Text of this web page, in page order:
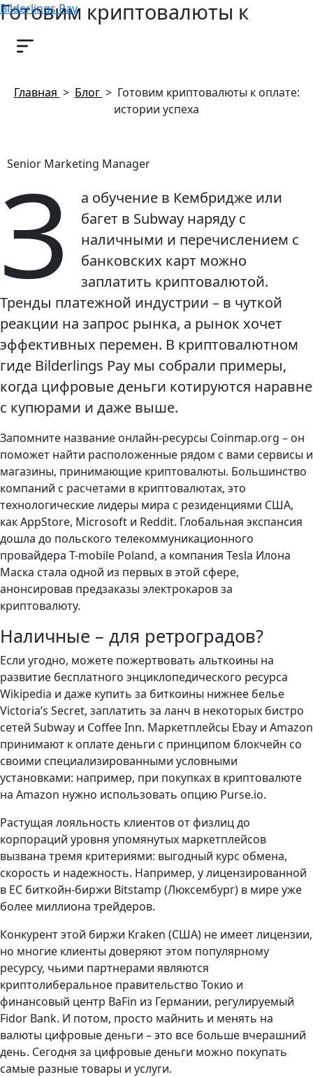
Bilderlings Pay
Готовим криптовалюты к
оплате: истории успеха
Главная > Блог > Готовим криптовалюты к оплате:
истории успеха
Senior Marketing Manager
З
а обучение в Кембридже или
багет в Subway наряду с
наличными и перечислением с
банковских карт можно
заплатить криптовалютой.
Тренды платежной индустрии – в чуткой
реакции на запрос рынка, а рынок хочет
эффективных перемен. В криптовалютном
гиде Bilderlings Pay мы собрали примеры,
когда цифровые деньги котируются наравне
с купюрами и даже выше.
Запомните название онлайн-ресурсы Coinmap.org – он
поможет найти расположенные рядом с вами сервисы и
магазины, принимающие криптовалюты. Большинство
компаний с расчетами в криптовалютах, это
технологические лидеры мира с резиденциями США,
как AppStore, Microsoft и Reddit. Глобальная экспансия
дошла до польского телекоммуникационного
провайдера T-mobile Poland, а компания Tesla Илона
Маска стала одной из первых в этой сфере,
анонсировав предзаказы электрокаров за
криптовалюту.
Наличные – для ретроградов?
Если угодно, можете пожертвовать альткоины на
развитие бесплатного энциклопедического ресурса
Wikipedia и даже купить за биткоины нижнее белье
Victoria’s Secret, заплатить за ланч в некоторых бистро
сетей Subway и Coffee Inn. Маркетплейсы Ebay и Amazon
принимают к оплате деньги с принципом блокчейн со
своими специализированными условными
установками: например, при покупках в криптовалюте
на Amazon нужно использовать опцию Purse.io.
Растущая лояльность клиентов от физлиц до
корпораций уровня упомянутых маркетплейсов
вызвана тремя критериями: выгодный курс обмена,
скорость и надежность. Например, у лицензированной
в ЕС биткойн-биржи Bitstamp (Люксембург) в мире уже
более миллиона трейдеров.
Конкурент этой биржи Kraken (США) не имеет лицензии,
но многие клиенты доверяют этом популярному
ресурсу, чьими партнерами являются
криптолиберальное правительство Токио и
финансовый центр BaFin из Германии, регулируемый
Fidor Bank. И потом, просто майнить и менять на
валюты цифровые деньги – это все больше вчерашний
день. Сегодня за цифровые деньги можно покупать
самые разные товары и услуги.